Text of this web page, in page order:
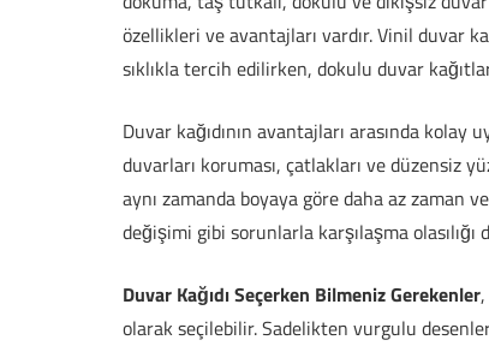
özellikleri ve avantajları vardır. Vinil duvar
sıklıkla tercih edilirken, dokulu duvar
Duvar kağıdının avantajları arasında
duvarları koruması, çatlakları ve düzensiz
aynı zamanda boyaya göre daha az zaman
değişimi gibi sorunlarla karşılaşma olasılığı
Duvar Kağıdı Seçerken Bilmeniz Gerekenler
olarak seçilebilir. Sadelikten vurgulu